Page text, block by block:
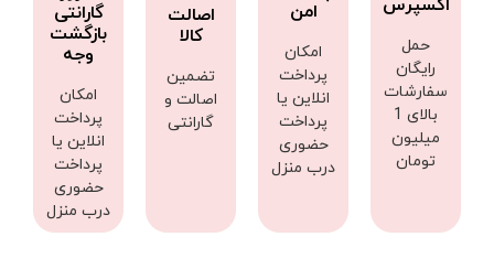
حمل
رایگان
سفارشات
بالای 1
میلیون
تومان
امن
امکان
پرداخت
انلاین یا
پرداخت
حضوری
درب منزل
اصالت
کالا
تضمین
اصالت و
گارانتی
گارانتی
بازگشت
وجه
امکان
پرداخت
انلاین یا
پرداخت
حضوری
درب منزل